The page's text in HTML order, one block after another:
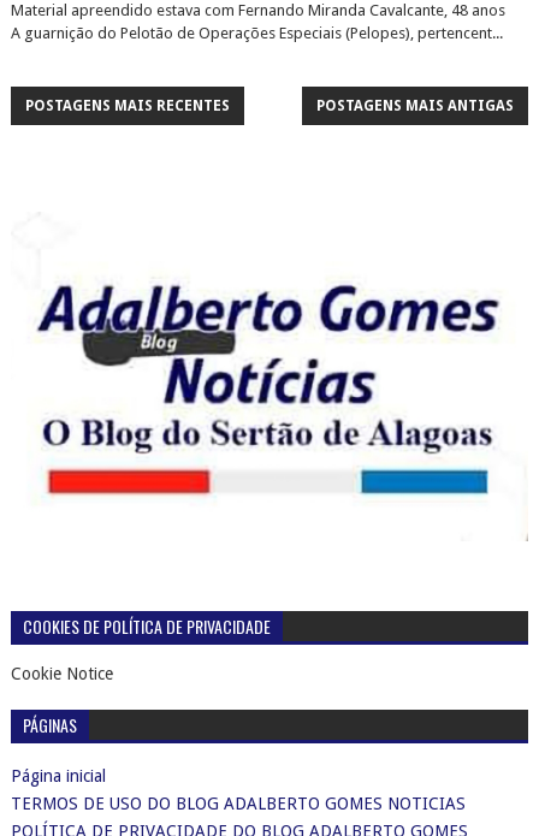
Material apreendido estava com Fernando Miranda Cavalcante, 48 anos
A guarnição do Pelotão de Operações Especiais (Pelopes), pertencent...
POSTAGENS MAIS RECENTES POSTAGENS MAIS ANTIGAS
COOKIES DE POLÍTICA DE PRIVACIDADE
Cookie Notice
PÁGINAS
Página inicial
TERMOS DE USO DO BLOG ADALBERTO GOMES NOTICIAS
POLÍTICA DE PRIVACIDADE DO BLOG ADALBERTO GOMES